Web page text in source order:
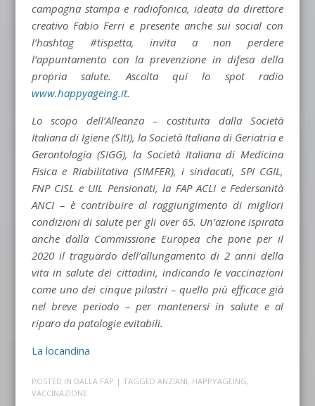
campagna stampa e radiofonica, ideata da direttore
creativo Fabio Ferri e presente anche sui social con
l’hashtag #tispetta, invita a non perdere
l’appuntamento con la prevenzione in difesa della
propria salute. Ascolta qui lo spot radio
www.happyageing.it.
Lo scopo dell’Alleanza – costituita dalla Società
Italiana di Igiene (SItI), la Società Italiana di Geriatria e
Gerontologia (SIGG), la Società Italiana di Medicina
Fisica e Riabilitativa (SIMFER), i sindacati, SPI CGIL,
FNP CISL e UIL Pensionati, la FAP ACLI e Federsanità
ANCI – è contribuire al raggiungimento di migliori
condizioni di salute per gli over 65. Un’azione ispirata
anche dalla Commissione Europea che pone per il
2020 il traguardo dell’allungamento di 2 anni della
vita in salute dei cittadini, indicando le vaccinazioni
come uno dei cinque pilastri – quello più efficace già
nel breve periodo – per mantenersi in salute e al
riparo da patologie evitabili.
La locandina
POSTED IN DALLA FAP | TAGGED ANZIANI, HAPPYAGEING,
VACCINAZIONE